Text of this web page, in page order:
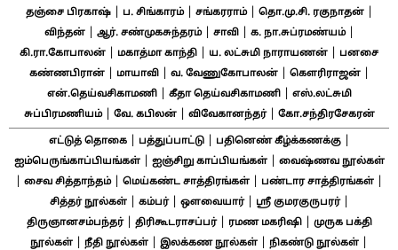
தஞ்சை பிரகாஷ்| ப. சிங்காரம்| சங்கரராம்| தொ.மு.சி. ரகுநாதன்|
விந்தன்| ஆர். சண்முகசுந்தரம்| சாவி| க. நா.சுப்ரமண்யம்|
கி.ரா.கோபாலன் மகாத்மா காந்தி ய. லட்சுமி நாராயணன்
பனசை
கண்ணபிரான்| மாயாவி| வ. வேணுகோபாலன்| கௌரிராஜன்|
என்.தெய்வசிகாமணி| கீதா தெய்வசிகாமணி|
எஸ்.லட்சுமி
சுப்பிரமணியம்| வே. கபிலன்| விவேகானந்தர்| கோ.சந்திரசேகரன்
எட்டுத் தொகை| பத்துப்பாட்டு| பதினெண் கீழ்க்கணக்கு|
ஐம்பெருங்காப்பியங்கள்| ஐஞ்சிறு காப்பியங்கள்| வைஷ்ணவ நூல்கள்
சைவ சித்தாந்தம்| மெய்கண்ட சாத்திரங்கள் பண்டார சாத்திரங்கள்
சித்தர் நூல்கள்| கம்பர்| ஔவையார்| ஸ்ரீ குமரகுருபரர்|
திருஞானசம்பந்தர்| திரிகூடராசப்பர்| ரமண மகரிஷி|
முருக பக்தி
நூல்கள்
நீதி நூல்கள் இலக்கண நூல்கள் நிகண்டு நூல்கள்